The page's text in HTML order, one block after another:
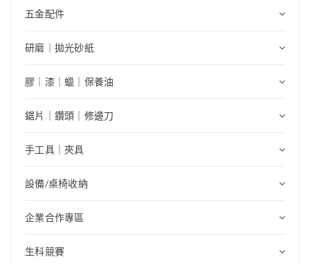
五金配件
研磨｜拋光砂紙
膠｜漆｜蠟｜保養油
鋸片｜鑽頭｜修邊刀
手工具｜夾具
設備/桌椅收納
企業合作專區
生科競賽